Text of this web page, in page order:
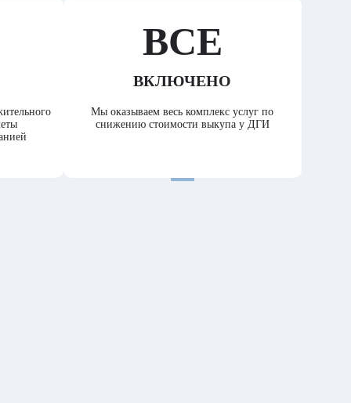
ВСЕ
ВКЛЮЧЕНО
Мы оказываем весь комплекс услуг по
снижению стоимости выкупа у ДГИ